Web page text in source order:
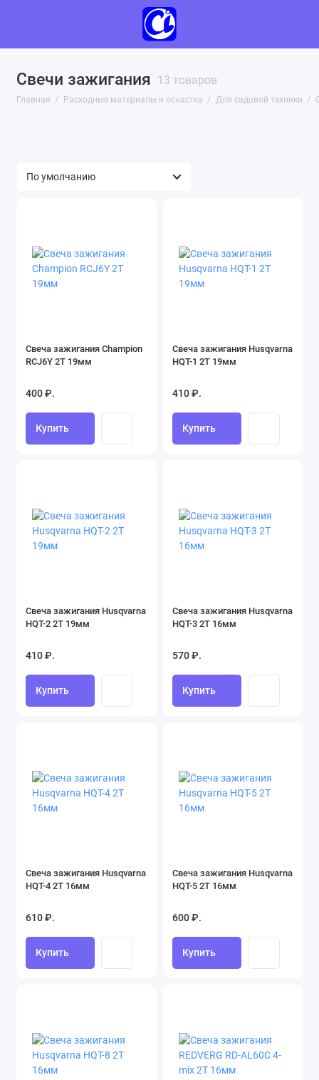
Свечи зажигания 13 товаров
Главная Расходные материалы и оснастка Для садовой техники
Аккумуляторы, зарядные устройства и
элементы питания (138)
Для станков (657)
Сварочные аксессуары (182)
Свеча зажигания Champion
RCJ6Y 2Т 19мм
400 ₽.
Купить
Свеча зажигания Husqvarna
HQT-1 2Т 19мм
410 ₽.
Купить
Свеча зажигания Husqvarna
HQT-2 2Т 19мм
410 ₽.
Купить
Свеча зажигания Husqvarna
HQT-3 2Т 16мм
570 ₽.
Купить
Свеча зажигания Husqvarna
HQT-4 2Т 16мм
610 ₽.
Купить
Свеча зажигания Husqvarna
HQT-5 2Т 16мм
600 ₽.
Купить